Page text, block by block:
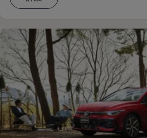
2025
2024
2023
2022
2021
2020
2019
2018
2017
2016
2015
リコール関連情報
セーフティ マイスター